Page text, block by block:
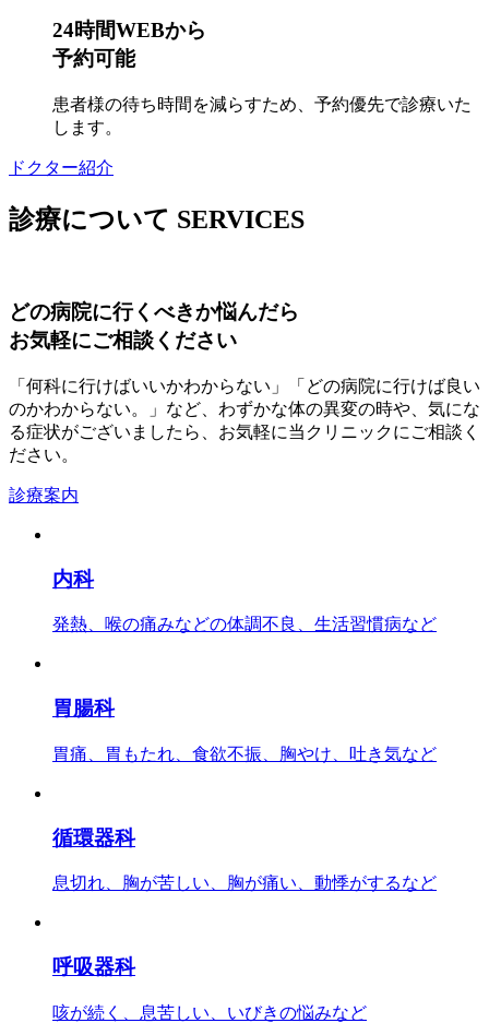
24時間WEBから
予約可能
患者様の待ち時間を減らすため、予約優先で診療いた
します。
ドクター紹介
診療について SERVICES
どの病院に行くべきか悩んだら
お気軽にご相談ください
「何科に行けばいいかわからない」「どの病院に行けば良い
のかわからない。」など、わずかな体の異変の時や、気にな
る症状がございましたら、お気軽に当クリニックにご相談く
ださい。
診療案内
内科
発熱、喉の痛みなどの体調不良、生活習慣病など
胃腸科
胃痛、胃もたれ、食欲不振、胸やけ、吐き気など
循環器科
息切れ、胸が苦しい、胸が痛い、動悸がするなど
呼吸器科
咳が続く、息苦しい、いびきの悩みなど